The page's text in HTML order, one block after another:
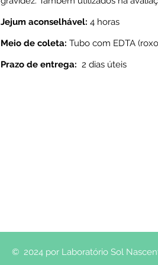
Jejum aconselhável: 4 horas
Meio de coleta: Tubo com EDTA
Prazo de entrega: 2 dias úteis
© 2024 por Laboratório Sol